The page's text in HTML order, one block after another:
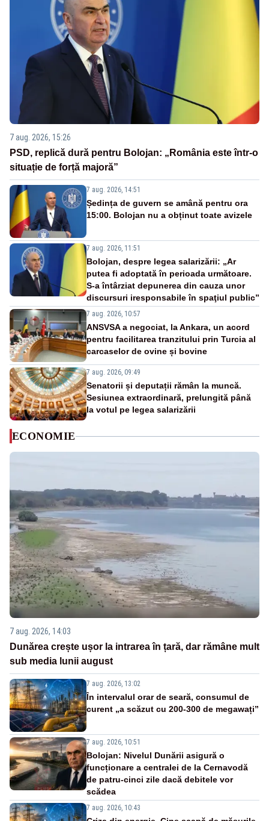
7 aug. 2026, 15:26
PSD, replică dură pentru Bolojan: „România este într-o
situație de forță majoră”
7 aug. 2026, 14:51
Ședința de guvern se amână pentru ora
15:00. Bolojan nu a obținut toate avizele
7 aug. 2026, 11:51
Bolojan, despre legea salarizării: „Ar
putea fi adoptată în perioada următoare.
S-a întârziat depunerea din cauza unor
discursuri iresponsabile în spaţiul public”
7 aug. 2026, 10:57
ANSVSA a negociat, la Ankara, un acord
pentru facilitarea tranzitului prin Turcia al
carcaselor de ovine și bovine
7 aug. 2026, 09:49
Senatorii și deputații rămân la muncă.
Sesiunea extraordinară, prelungită până
la votul pe legea salarizării
ECONOMIE
7 aug. 2026, 14:03
Dunărea crește ușor la intrarea în țară, dar rămâne mult
sub media lunii august
7 aug. 2026, 13:02
În intervalul orar de seară, consumul de
curent „a scăzut cu 200-300 de megawați”
7 aug. 2026, 10:51
Bolojan: Nivelul Dunării asigură o
funcționare a centralei de la Cernavodă
de patru-cinci zile dacă debitele vor
scădea
7 aug. 2026, 10:43